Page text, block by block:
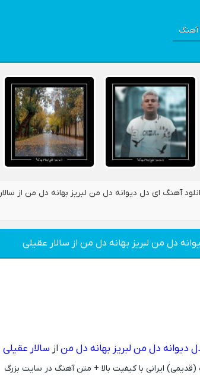
آهنگ ای دل دیوانه دل من لبریز بهانه دل من از سالار
دل من لبریز بهانه دل من از سالار عقیلی
دیوانه دل من لبریز بهانه دل من از سالار عقیلی
ایرانی با کیفیت بالا + متن آهنگ در سایت بزرگ